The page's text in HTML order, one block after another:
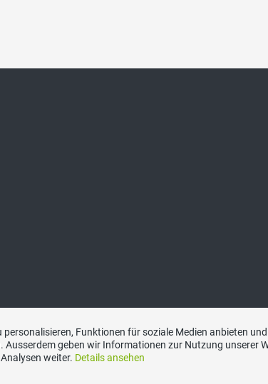
Kontakt|Datenschutzerklärung
Funktionen für soziale Medien anbieten und
geben wir Informationen zur Nutzung unserer
weiter. Details ansehen